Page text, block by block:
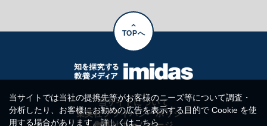
TOPへ
当サイトについて
集英社プライバシーポリシー
当サイトでは当社の提携先等がお客様のニーズ等について調査・
分析したり、お客様にお勧めの広告を表示する目的で Cookie を使
用する場合があります。詳しくはこちら